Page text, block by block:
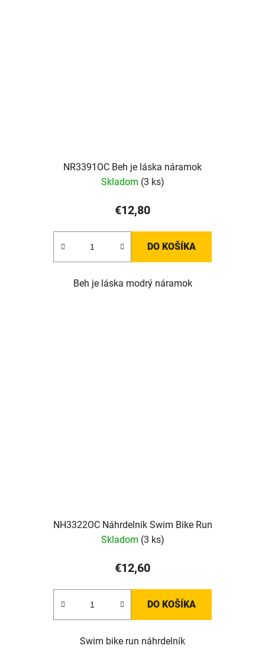
NR3391OC Beh je láska náramok
Skladom (3 ks)
€12,80
DO KOŠÍKA
Beh je láska modrý náramok
NH3322OC Náhrdelník Swim Bike Run
Skladom (3 ks)
€12,60
DO KOŠÍKA
Swim bike run náhrdelník